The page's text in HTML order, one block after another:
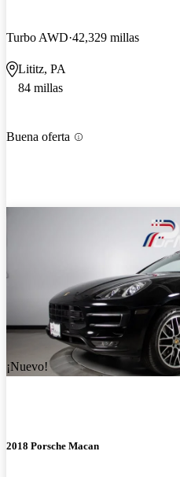
Turbo AWD 42,329 millas
Lititz, PA
84 millas
Buena oferta
¡Nuevo!
2018 Porsche Macan